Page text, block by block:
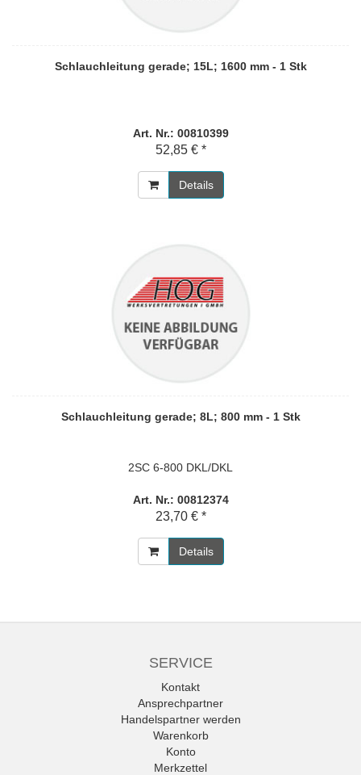
Schlauchleitung gerade; 15L; 1600 mm - 1 Stk
Art. Nr.: 00810399
52,85 € *
Details
Schlauchleitung gerade; 8L; 800 mm - 1 Stk
2SC 6-800 DKL/DKL
Art. Nr.: 00812374
23,70 € *
Details
SERVICE
Kontakt
Ansprechpartner
Handelspartner werden
Warenkorb
Konto
Merkzettel